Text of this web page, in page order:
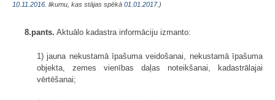
10.11.2016 . likumu, kas stājas spēkā 01.01.2017. )
8.pants. Aktuālo kadastra informāciju izmanto:
1) jauna nekustamā īpašuma veidošanai, nekustamā īpašuma
objekta, zemes vienības daļas noteikšanai, kadastrālajai
vērtēšanai;